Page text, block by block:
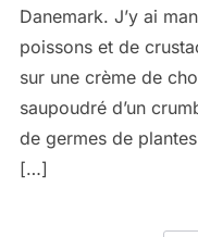
Danemark. J’y ai
poissons et de
sur une crème de
saupoudré d’un
de germes de
[…]